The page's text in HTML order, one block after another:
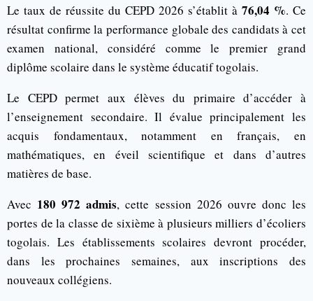
Le taux de réussite du CEPD 2026 s’établit à 76,04 %. Ce
résultat confirme la performance globale des candidats à cet
examen national, considéré comme le premier grand
diplôme scolaire dans le système éducatif togolais.
Le CEPD permet aux élèves du primaire d’accéder à
l’enseignement secondaire. Il évalue principalement les
acquis fondamentaux, notamment en français, en
mathématiques, en éveil scientifique et dans d’autres
matières de base.
Avec 180 972 admis, cette session 2026 ouvre donc les
portes de la classe de sixième à plusieurs milliers d’écoliers
togolais. Les établissements scolaires devront procéder,
dans les prochaines semaines, aux inscriptions des
nouveaux collégiens.